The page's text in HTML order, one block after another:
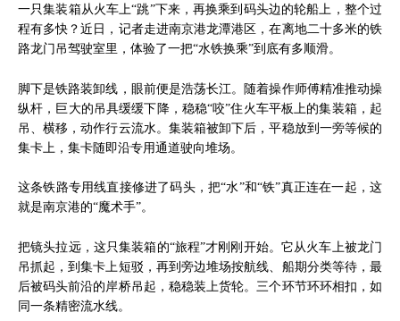
一只集装箱从火车上“跳”下来，再换乘到码头边的轮船上，整个过
程有多快？近日，记者走进南京港龙潭港区，在离地二十多米的铁
路龙门吊驾驶室里，体验了一把“水铁换乘”到底有多顺滑。
脚下是铁路装卸线，眼前便是浩荡长江。随着操作师傅精准推动操
纵杆，巨大的吊具缓缓下降，稳稳“咬”住火车平板上的集装箱，起
吊、横移，动作行云流水。集装箱被卸下后，平稳放到一旁等候的
集卡上，集卡随即沿专用通道驶向堆场。
这条铁路专用线直接修进了码头，把“水”和“铁”真正连在一起，这
就是南京港的“魔术手”。
把镜头拉远，这只集装箱的“旅程”才刚刚开始。它从火车上被龙门
吊抓起，到集卡上短驳，再到旁边堆场按航线、船期分类等待，最
后被码头前沿的岸桥吊起，稳稳装上货轮。三个环节环环相扣，如
同一条精密流水线。